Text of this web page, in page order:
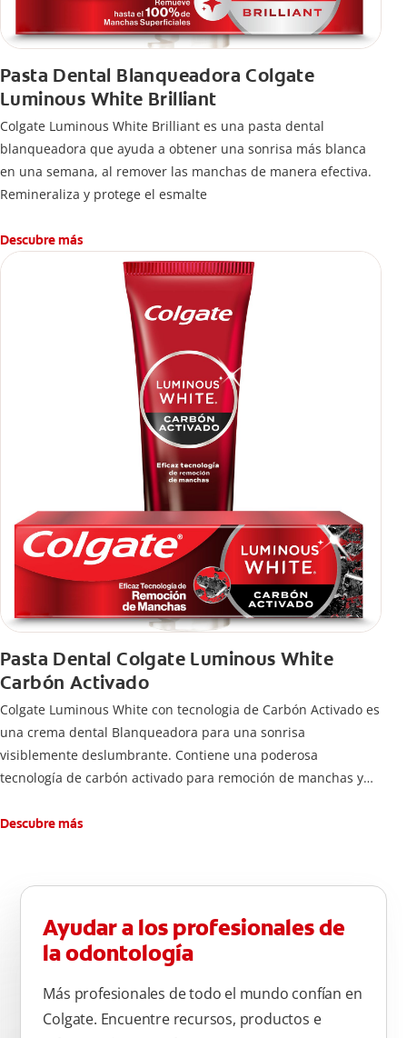
Pasta Dental Blanqueadora Colgate
Luminous White Brilliant
Colgate Luminous White Brilliant es una pasta dental
blanqueadora que ayuda a obtener una sonrisa más blanca
en una semana, al remover las manchas de manera efectiva.
Remineraliza y protege el esmalte
Descubre más
Pasta Dental Colgate Luminous White
Carbón Activado
Colgate Luminous White con tecnologia de Carbón Activado es
una crema dental Blanqueadora para una sonrisa
visiblemente deslumbrante. Contiene una poderosa
tecnología de carbón activado para remoción de manchas y
Descubre más
Ayudar a los profesionales de
la odontología
Más profesionales de todo el mundo confían en
Colgate. Encuentre recursos, productos e